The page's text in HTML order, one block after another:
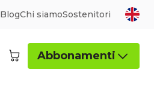
BlogChi siamoSostenitori
Abbonamenti